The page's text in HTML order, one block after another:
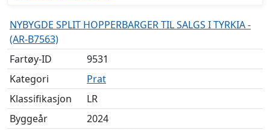
NYBYGDE SPLIT HOPPERBARGER TIL SALGS I TYRKIA -
(AR-B7563)
Fartøy-ID
9531
Kategori
Prat
Klassifikasjon
LR
Byggeår
2024